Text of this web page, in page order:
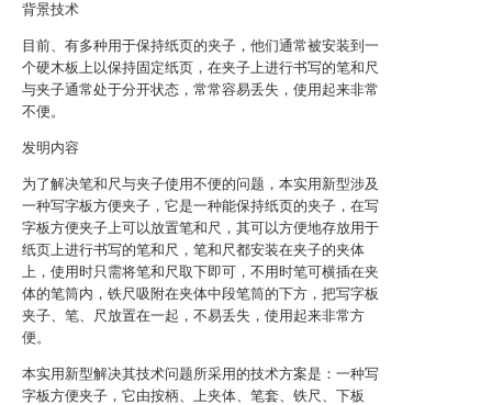
背景技术
目前、有多种用于保持纸页的夹子，他们通常被安装到一
个硬木板上以保持固定纸页，在夹子上进行书写的笔和尺
与夹子通常处于分开状态，常常容易丢失，使用起来非常
不便。
发明内容
为了解决笔和尺与夹子使用不便的问题，本实用新型涉及
一种写字板方便夹子，它是一种能保持纸页的夹子，在写
字板方便夹子上可以放置笔和尺，其可以方便地存放用于
纸页上进行书写的笔和尺，笔和尺都安装在夹子的夹体
上，使用时只需将笔和尺取下即可，不用时笔可横插在夹
体的笔筒内，铁尺吸附在夹体中段笔筒的下方，把写字板
夹子、笔、尺放置在一起，不易丢失，使用起来非常方
便。
本实用新型解决其技术问题所采用的技术方案是：一种写
字板方便夹子，它由按柄、上夹体、笔套、铁尺、下板